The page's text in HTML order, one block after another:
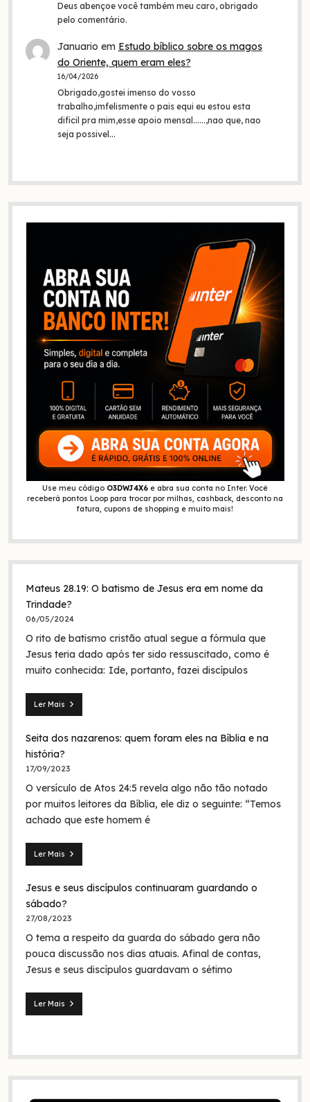
Deus abençoe você também meu caro, obrigado
pelo comentário.
Januario em Estudo bíblico sobre os magos
do Oriente, quem eram eles?
16/04/2026
Obrigado,gostei imenso do vosso
trabalho,imfelismente o pais equi eu estou esta
dificil pra mim,esse apoio mensal......,nao que, nao
seja possivel…
Use meu código O3DWJ4X6 e abra sua conta no Inter. Você
receberá pontos Loop para trocar por milhas, cashback, desconto na
fatura, cupons de shopping e muito mais!
Mateus 28.19: O batismo de Jesus era em nome da
Trindade?
06/05/2024
O rito de batismo cristão atual segue a fórmula que
Jesus teria dado após ter sido ressuscitado, como é
muito conhecida: Ide, portanto, fazei discípulos
Ler Mais
Mateus
O
batismo
de
era
em
nome
da
Seita dos nazarenos: quem foram eles na Bíblia e na
história?
17/09/2023
O versículo de Atos 24:5 revela algo não tão notado
por muitos leitores da Bíblia, ele diz o seguinte: “Temos
achado que este homem é
Ler Mais
Seita
nazarenos:
quem
foram
na
Bíblia
na
Jesus e seus discípulos continuaram guardando o
sábado?
27/08/2023
O tema a respeito da guarda do sábado gera não
pouca discussão nos dias atuais. Afinal de contas,
Jesus e seus discípulos guardavam o sétimo
Ler Mais
Jesus